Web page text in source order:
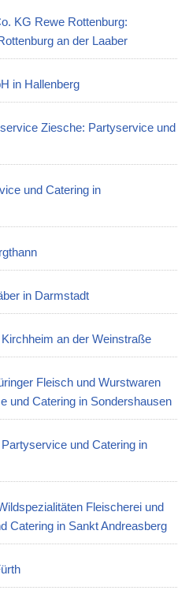
KG Rewe Rottenburg:
an der Laaber
in Hallenberg
Ziesche: Partyservice und
und Catering in
in Darmstadt
an der Weinstraße
Fleisch und Wurstwaren
und Catering in Sondershausen
und Catering in
Fleischerei und
Catering in Sankt Andreasberg